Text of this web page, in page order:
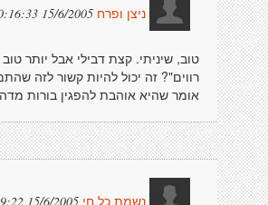
ניצן ופרח 15/6/2005 20:16:33
טוב, שיניתי. קצת דבילי אבל יותר
רווים"? זה יכול להיות קשור לזה
אומר שהיא אוהבת להפגין בורות
נשמת כל חי 15/6/2005 20:39:22